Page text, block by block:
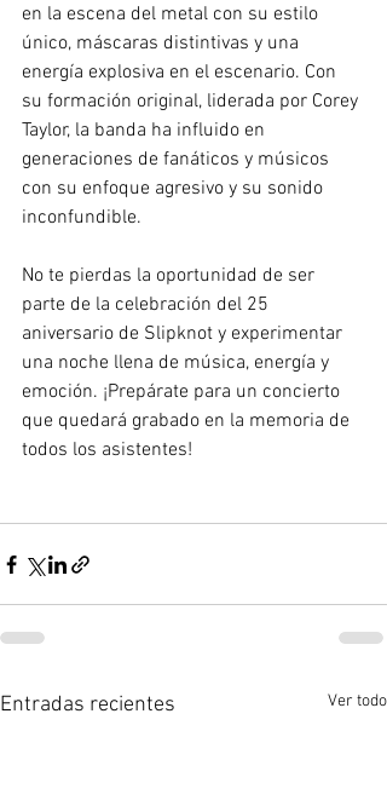
en la escena del metal con su estilo
único, máscaras distintivas y una
energía explosiva en el escenario. Con
su formación original, liderada por Corey
Taylor, la banda ha influido en
generaciones de fanáticos y músicos
con su enfoque agresivo y su sonido
inconfundible.
No te pierdas la oportunidad de ser
parte de la celebración del 25
aniversario de Slipknot y experimentar
una noche llena de música, energía y
emoción. ¡Prepárate para un concierto
que quedará grabado en la memoria de
todos los asistentes!
Entradas recientes Ver todo